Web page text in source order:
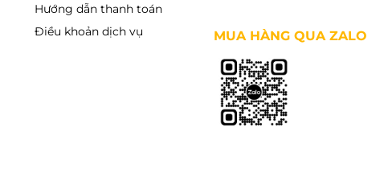
Hướng dẫn thanh toán
Điều khoản dịch vụ
MUA HÀNG QUA ZALO